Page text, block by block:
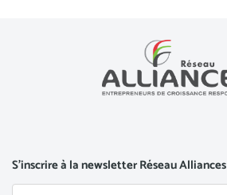
S’inscrire à la newsletter Réseau Alliances